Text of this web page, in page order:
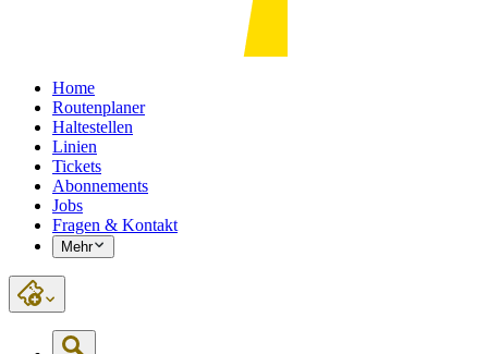
Home
Routenplaner
Haltestellen
Linien
Tickets
Abonnements
Jobs
Fragen & Kontakt
Mehr